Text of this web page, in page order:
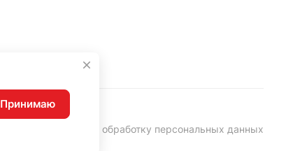
Согласие на обработку персональных данных
Принимаю